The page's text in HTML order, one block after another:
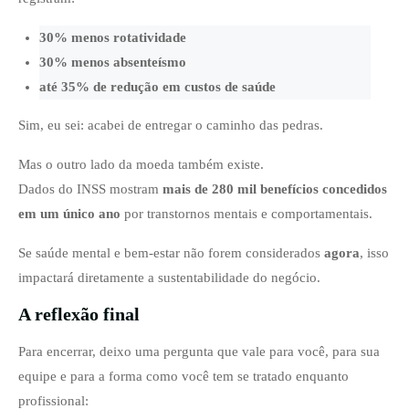
30% menos rotatividade
30% menos absenteísmo
até 35% de redução em custos de saúde
Sim, eu sei: acabei de entregar o caminho das pedras.
Mas o outro lado da moeda também existe.
Dados do INSS mostram mais de 280 mil benefícios concedidos
em um único ano por transtornos mentais e comportamentais.
Se saúde mental e bem-estar não forem considerados agora, isso
impactará diretamente a sustentabilidade do negócio.
A reflexão final
Para encerrar, deixo uma pergunta que vale para você, para sua
equipe e para a forma como você tem se tratado enquanto
profissional: